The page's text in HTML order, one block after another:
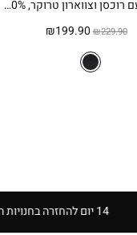
קרדיגן עם רוכסן וצווארון טרוקר, 100% כותנה – שחור
₪229.90
המחיר
היה:
₪199.90